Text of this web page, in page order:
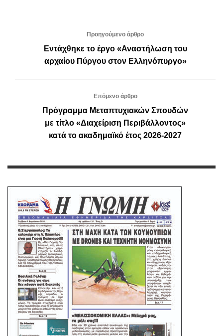
Προηγούμενο άρθρο
Εντάχθηκε το έργο «Αναστήλωση του
αρχαίου Πύργου στον Ελληνόπυργο»
Επόμενο άρθρο
Πρόγραμμα Μεταπτυχιακών Σπουδών
με τίτλο «Διαχείριση Περιβάλλοντος»
κατά το ακαδημαϊκό έτος 2026-2027